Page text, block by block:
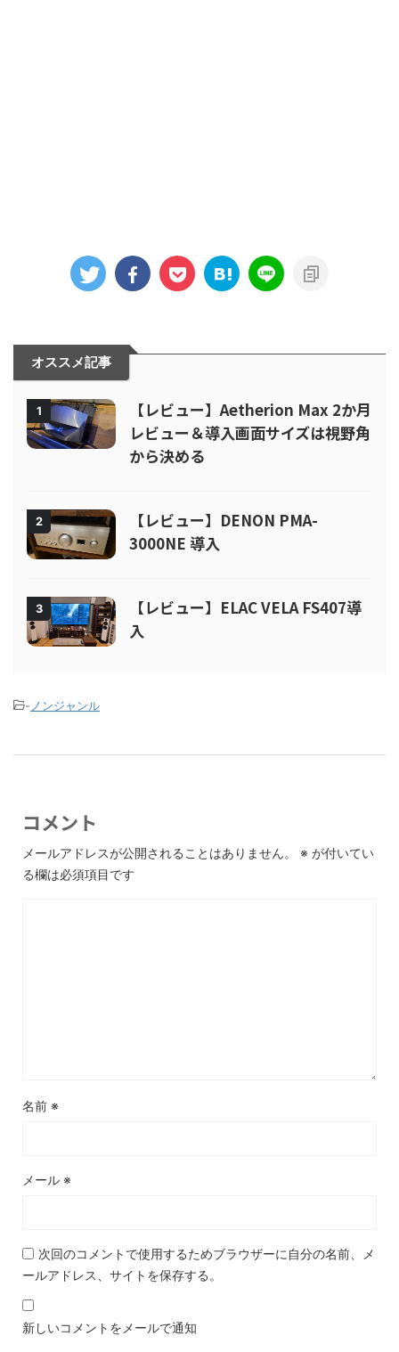
オススメ記事
1
【レビュー】Aetherion Max 2か月
レビュー＆導入画面サイズは視野角
から決める
2
【レビュー】DENON PMA-
3000NE 導入
3
【レビュー】ELAC VELA FS407導
入
- ノンジャンル
コメント
メールアドレスが公開されることはありません。 ※ が付いてい
る欄は必須項目です
名前 ※
メール ※
次回のコメントで使用するためブラウザーに自分の名前、メ
ールアドレス、サイトを保存する。
新しいコメントをメールで通知